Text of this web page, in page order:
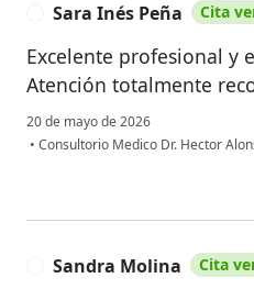
Sara Inés Peña Cita
Excelente profesional y
Atención totalmente
20 de mayo de 2026
• Consultorio Medico Dr. Hector
Sandra Molina Cita